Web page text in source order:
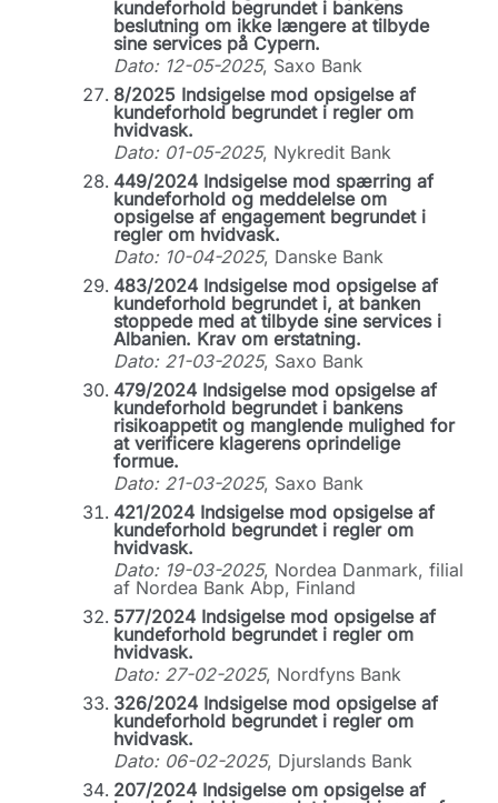
kundeforhold begrundet i bankens
beslutning om ikke længere at tilbyde
sine services på Cypern.
Dato: 12-05-2025, Saxo Bank
8/2025 Indsigelse mod opsigelse af
kundeforhold begrundet i regler om
hvidvask.
Dato: 01-05-2025, Nykredit Bank
449/2024 Indsigelse mod spærring af
kundeforhold og meddelelse om
opsigelse af engagement begrundet i
regler om hvidvask.
Dato: 10-04-2025, Danske Bank
483/2024 Indsigelse mod opsigelse af
kundeforhold begrundet i, at banken
stoppede med at tilbyde sine services i
Albanien. Krav om erstatning.
Dato: 21-03-2025, Saxo Bank
479/2024 Indsigelse mod opsigelse af
kundeforhold begrundet i bankens
risikoappetit og manglende mulighed for
at verificere klagerens oprindelige
formue.
Dato: 21-03-2025, Saxo Bank
421/2024 Indsigelse mod opsigelse af
kundeforhold begrundet i regler om
hvidvask.
Dato: 19-03-2025, Nordea Danmark, filial
af Nordea Bank Abp, Finland
577/2024 Indsigelse mod opsigelse af
kundeforhold begrundet i regler om
hvidvask.
Dato: 27-02-2025, Nordfyns Bank
326/2024 Indsigelse mod opsigelse af
kundeforhold begrundet i regler om
hvidvask.
Dato: 06-02-2025, Djurslands Bank
207/2024 Indsigelse om opsigelse af